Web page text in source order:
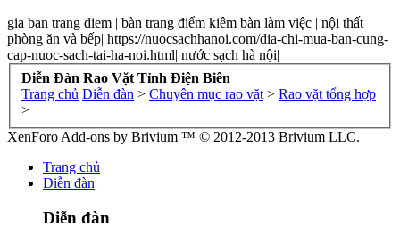
gia ban trang diem | bàn trang điểm kiêm bàn làm việc | nội thất
phòng ăn và bếp| https://nuocsachhanoi.com/dia-chi-mua-ban-cung-
cap-nuoc-sach-tai-ha-noi.html| nước sạch hà nội|
Diễn Đàn Rao Vặt Tỉnh Điện Biên
Trang chủ Diễn đàn > Chuyên mục rao vặt > Rao vặt tổng hợp
>
XenForo Add-ons by Brivium ™ © 2012-2013 Brivium LLC.
Trang chủ
Diễn đàn
Diễn đàn